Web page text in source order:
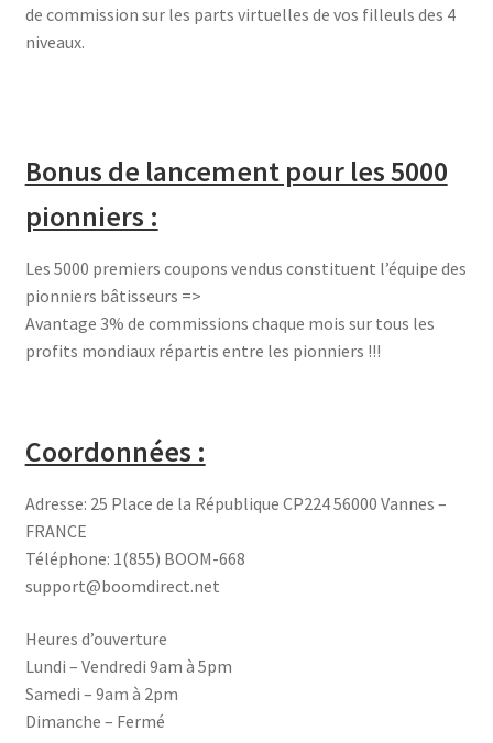
de commission sur les parts virtuelles de vos filleuls des 4
niveaux.
Bonus de lancement pour les 5000
pionniers :
Les 5000 premiers coupons vendus constituent l’équipe des
pionniers bâtisseurs =>
Avantage 3% de commissions chaque mois sur tous les
profits mondiaux répartis entre les pionniers !!!
Coordonnées :
Adresse: 25 Place de la République CP224 56000 Vannes –
FRANCE
Téléphone: 1(855) BOOM-668
support@boomdirect.net
Heures d’ouverture
Lundi – Vendredi 9am à 5pm
Samedi – 9am à 2pm
Dimanche – Fermé